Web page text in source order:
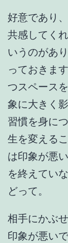
好意であり
共感してく
いうのがあ
っておきま
つスペース
象に大きく
習慣を身に
生を変える
は印象が悪
を終えてい
どって。
相手にかぶ
印象が悪い